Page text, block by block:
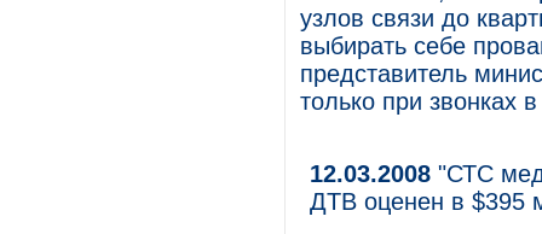
узлов связи до
выбирать себе
представитель
только при звонках
12.03.2008 "СТС
ДТВ оценен в $395